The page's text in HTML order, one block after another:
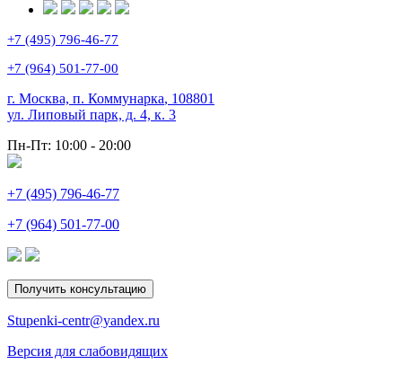
+7 (495) 796-46-77
+7 (964) 501-77-00
г. Москва, п. Коммунарка, 108801
ул. Липовый парк, д. 4, к. 3
Пн-Пт: 10:00 - 20:00
+7 (495) 796-46-77
+7 (964) 501-77-00
Получить консультацию
Stupenki-centr@yandex.ru
Версия для слабовидящих